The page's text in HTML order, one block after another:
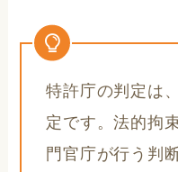
特許庁の判定は
定です。法的拘
門官庁が行う判